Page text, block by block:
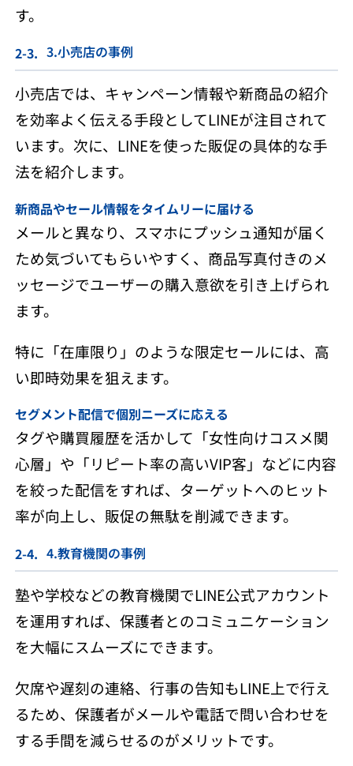
す。
3.小売店の事例
小売店では、キャンペーン情報や新商品の紹介
を効率よく伝える手段としてLINEが注目されて
います。次に、LINEを使った販促の具体的な手
法を紹介します。
新商品やセール情報をタイムリーに届ける
メールと異なり、スマホにプッシュ通知が届く
ため気づいてもらいやすく、商品写真付きのメ
ッセージでユーザーの購入意欲を引き上げられ
ます。
特に「在庫限り」のような限定セールには、高
い即時効果を狙えます。
セグメント配信で個別ニーズに応える
タグや購買履歴を活かして「女性向けコスメ関
心層」や「リピート率の高いVIP客」などに内容
を絞った配信をすれば、ターゲットへのヒット
率が向上し、販促の無駄を削減できます。
4.教育機関の事例
塾や学校などの教育機関でLINE公式アカウント
を運用すれば、保護者とのコミュニケーション
を大幅にスムーズにできます。
欠席や遅刻の連絡、行事の告知もLINE上で行え
るため、保護者がメールや電話で問い合わせを
する手間を減らせるのがメリットです。